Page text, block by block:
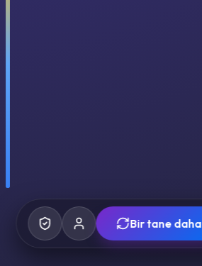
Bir tane daha